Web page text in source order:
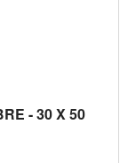
- 30 X 50